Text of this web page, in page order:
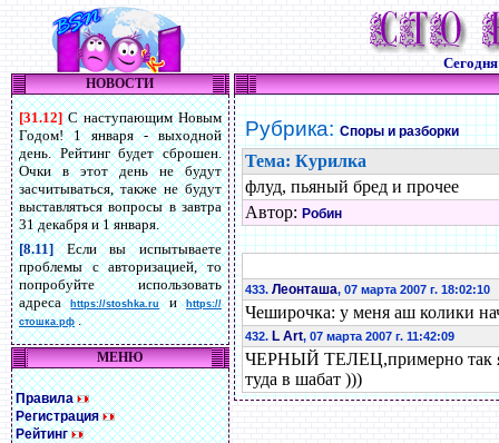
НОВОСТИ
[31.12]С наступающим Новым
Годом! 1 января - выходной
день. Рейтинг будет сброшен.
Очки в этот день не будут
засчитываться, также не будут
выставляться вопросы в завтра
31 декабря и 1 января.
[8.11]Если вы испытываете
проблемы с авторизацией, то
попробуйте использовать
адресаhttps://stoshka.ruиhttps://
стошка.рф.
МЕНЮ
Правила
Регистрация
Рейтинг
Рубрика:Споры и разборки
Тема: Курилка
флуд, пьяный бред и прочее
Автор: Робин
433. Леонташа, 07 марта 2007 г. 18:02:10
Чеширочка: у меня аш колики
432. L Art, 07 марта 2007 г. 11:42:09
ЧЕРНЫЙ ТЕЛЕЦ,примерно так я
туда в шабат )))